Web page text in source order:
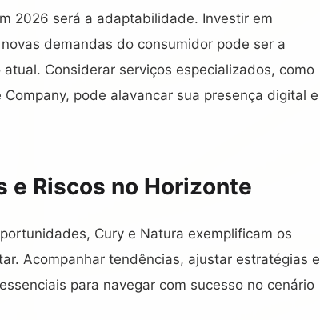
2026 será a adaptabilidade. Investir em
demandas do consumidor pode ser a
Considerar serviços especializados, como
pode alavancar sua presença digital e
e Riscos no Horizonte
Cury e Natura exemplificam os
Acompanhar tendências, ajustar estratégias e
para navegar com sucesso no cenário